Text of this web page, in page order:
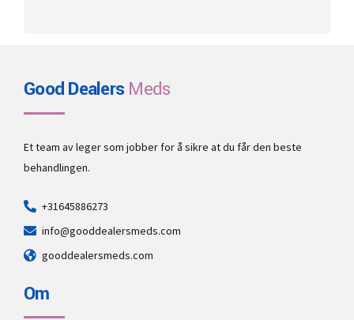
Good DealersMeds
Et team av leger som jobber for å sikre at du får den beste
behandlingen.
+31645886273
info@gooddealersmeds.com
gooddealersmeds.com
Om